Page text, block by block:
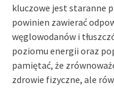
kluczowe jest staranne
powinien zawierać
węglowodanów i
poziomu energii oraz
pamiętać, że
zdrowie fizyczne, ale